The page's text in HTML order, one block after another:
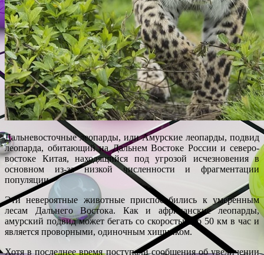
Дальневосточные леопарды, или Амурские леопарды, подвид
леопарда, обитающий на Дальнем Востоке России и северо-
востоке Китая, находящийся под угрозой исчезновения в
основном из-за низкой численности и фрагментации
популяции.
Эти невероятные животные приспособились к умеренным
лесам Дальнего Востока. Как и африканские леопарды,
амурский подвид может бегать со скоростью до 50 км в час и
является проворными, одиночным хищником.
Хотя в последнее время поступали сообщения об увеличении